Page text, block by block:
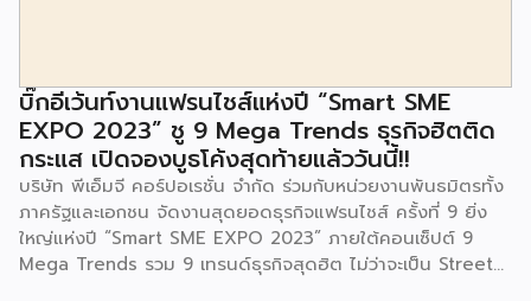
จนประชาชนในชุมชนและพื้นที่ใกล้เคียง รวมถึงคณะครู ผู้ปกครอง
และนักเรียนจากศูนย์พัฒนาเด็กเล็กก่อนวัยเรียน ชุมชนเกาะมุสลิม
ร่วมเป็นเกียรติในพิธีดังกล่าว โครงการกำจัดมูลฝอยด้วยวิธีการ
เผาไหม้ฯ ยังมีกิจกรรมเพื่อสังคมหรือ CSR อื่นๆ อีกมากมาย กับ
ชุมชนรอบๆ พื้นที่โครงการอย่างต่อเนื่อง อาทิ การลงพื้นที่
ประชาสัมพันธ์ […]
บิ๊กอีเว้นท์งานแฟรนไชส์แห่งปี “Smart SME
EXPO 2023” ชู 9 Mega Trends ธุรกิจฮิตติด
กระแส เปิดจองบูธโค้งสุดท้ายแล้ววันนี้!!
บริษัท พีเอ็มจี คอร์ปอเรชั่น จำกัด ร่วมกับหน่วยงานพันธมิตรทั้ง
ภาครัฐและเอกชน จัดงานสุดยอดธุรกิจแฟรนไชส์ ครั้งที่ 9 ยิ่ง
ใหญ่แห่งปี “Smart SME EXPO 2023” ภายใต้คอนเซ็ปต์ 9
Mega Trends รวม 9 เทรนด์ธุรกิจสุดฮิต ไม่ว่าจะเป็น Street